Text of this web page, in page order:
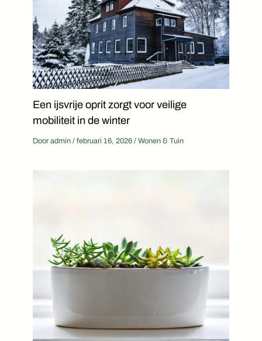
Een ijsvrije oprit zorgt voor veilige
mobiliteit in de winter
Door admin/februari 16, 2026/Wonen & Tuin